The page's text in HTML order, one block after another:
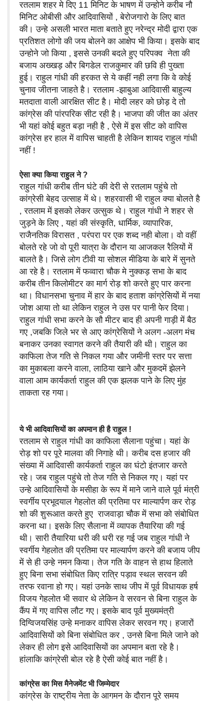
रतलाम शहर मे दिए 11 मिनिट के भाषण में उन्होने करीब नौ
मिनिट ओबीसी और आदिवासियों , बेरोजगारो के लिए बात
की। उन्हे असली भारत माता बताते हुए नरेन्द्र मोदी द्वारा एक
प्रतिशत लोगो की जय बोलने का आक्षेप भी किया। इसके बाद
उन्होने जो किया , इससे उनकी बदले हुए परिपक्व नेता की
बजाय अख्खड़ और बिगडेल राजकुमार की छवि ही पुख्ता
हुई। राहुल गांधी की हरकत से ये कहीं नही लगा कि वे कोई
चुनाव जीतना जाहते है। रतलाम -झाबुआ आदिवासी बाहुल्य
मतदाता वाली आरक्षित सीट है। मोदी लहर को छोड़ दे तो
कांग्रेस की पांरपरिक सीट रही है। भाजपा की जीत का अंतर
भी यहां कोई बहुत बड़ा नही है , ऐसे में इस सीट को वापिस
कांग्रेस हर हाल में वापिस चाहती है लेकिन शायद राहुल गांधी
नहीं !
ऐसा क्या किया राहुल ने ?
राहुल गांधी करीब तीन घंटे की देरी से रतलाम पहुंचे तो
कांग्रेसी बेहद उत्साह में थे। शहरवासी भी राहुल क्या बोलते है
, रतलाम में इसको लेकर उत्सुक थे। राहुल गांधी ने शहर से
जुड़ने के लिए , यहां की संस्कृति, धार्मिक, व्यापारिक,
राजैनतिक विरासत , परंपरा पर एक शब्द नही बोला। वो वहीं
बोलते रहे जो वो पूरी यात्रा के दौरान या आजकल रैलियों में
बालते है। जिसे लोग टीवी या सोशल मीडिया के बारे में सुनते
आ रहे है। रतलाम में फव्वारा चौक मे नुक्कड़ सभा के बाद
करीब तीन किलोमीटर का मार्ग रोड़ शो करते हुए पार करना
था। विधानसभा चुनाव में हार के बाद हताश कांग्रेसियों में नया
जोश आया तो था लेकिन राहुल ने उस पर पानी फेर दिया।
राहुल गांधी सभा करने के सौ मीटर बाद ही अपनी गाड़ी में बैठ
गए ,जबकि जिले भर से आए कांग्रेसियों ने अलग -अलग मंच
बनाकर उनका स्वागत करने की तैयारी की थी। राहुल का
काफिला तेज गति से निकल गया और जमीनी स्तर पर सत्ता
का मुकाबला करने वाला, लाठिया खाने और मुकदमें झेलने
वाला आम कार्यकर्ता राहुल की एक झलक पाने के लिए मुंह
ताकता रह गया।
ये भी आदिवासियों का अपमान ही है राहुल !
रतलाम से राहुल गांधी का काफिला सैलाना पहुंचा। यहां के
रोड़ शो पर पूरे मालवा की निगाहे थी। करीब दस हजार की
संख्या में आदिवासी कार्यकर्ता राहुल का घंटो इंतजार करते
रहे। जब राहुल पहुंचे तो तेज गति से निकल गए। यहां पर
उन्हे आदिवासियों के मसीहा के रूप में माने जाने वाले पूर्व मंत्री
स्वर्गीय प्रभूदयाल गेहलोत की प्रतिमा पर माल्यार्पण कर रोड़
शो की शुरूआत करते हुए राजवाड़ा चौक में सभा को संबोधित
करना था। इसके लिए सैलाना में व्यापक तैयारिया की गई
थी। सारी तैयारिया धरी की धरी रह गई जब राहुल गांधी ने
स्वर्गीय गेहलोत की प्रतिमा पर माल्यार्पण करने की बजाय जीप
में से ही उन्हे नमन किया। तेज गति के वाहन से हाथ हिलाते
हुए बिना सभा संबोधित किए रात्रि पड़ाव स्थल सरवन की
तरफ रवाना हो गए। यहां उनके साथ जीप में पूर्व विधायक हर्ष
विजय गेहलोत भी सवार थे लेकिन वे सरवन से बिना राहुल के
कैंप में गए वापिस लौट गए। इसके बाद पूर्व मुख्यमंत्री
दिग्विजयसिंह उन्हे मनाकर वापिस लेकर सरवन गए। हजारों
आदिवासियों को बिना संबोधित कर , उनसे बिना मिले जाने को
लेकर ही लोग इसे आदिवासियों का अपमान बता रहे है।
हांलाकि कांग्रेसी बोल रहे है ऐसी कोई बात नहीं है।
कांग्रेस का मिस मैनेजमेंट भी जिम्मेदार
कांग्रेस के राष्ट्रीय नेता के आगमन के दौरान पूरे समय